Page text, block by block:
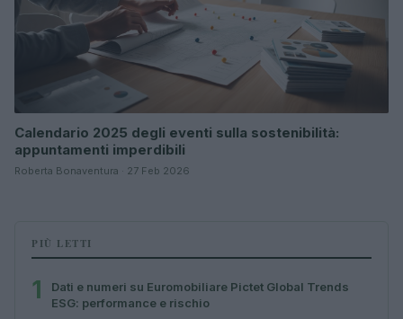
Calendario 2025 degli eventi sulla sostenibilità:
appuntamenti imperdibili
Roberta Bonaventura · 27 Feb 2026
PIÙ LETTI
1
Dati e numeri su Euromobiliare Pictet Global Trends
ESG: performance e rischio